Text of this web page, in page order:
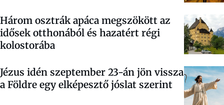
Három osztrák apáca megszökött az
idősek otthonából és hazatért régi
kolostorába
Jézus idén szeptember 23-án jön vissza
a Földre egy elképesztő jóslat szerint